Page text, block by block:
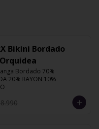
Bikini Bordado
13326 Orquidea
Bordado 70%
20% RAYON 10%